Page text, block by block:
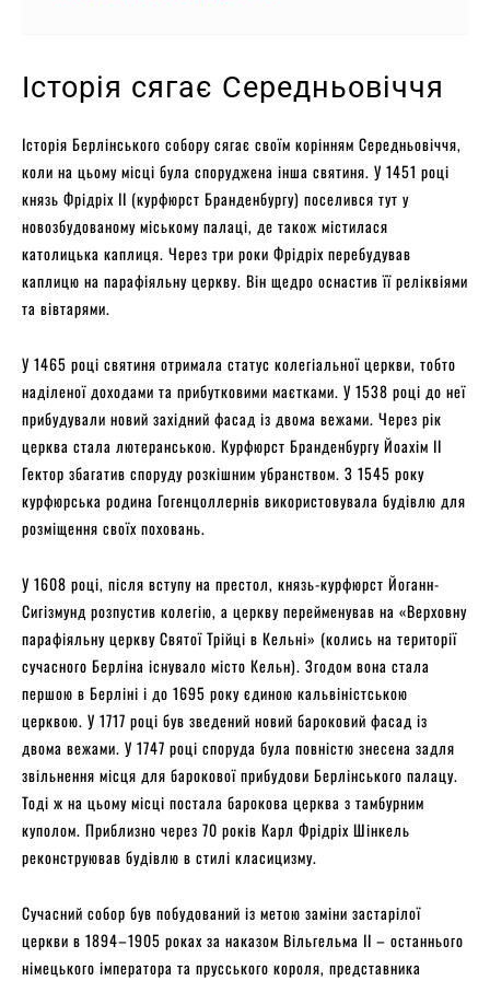
Історія сягає Середньовіччя
Історія Берлінського собору сягає своїм корінням Середньовіччя,
коли на цьому місці була споруджена інша святиня. У 1451 році
князь Фрідріх II (курфюрст Бранденбургу) поселився тут у
новозбудованому міському палаці, де також містилася
католицька каплиця. Через три роки Фрідріх перебудував
каплицю на парафіяльну церкву. Він щедро оснастив її реліквіями
та вівтарями.
У 1465 році святиня отримала статус колегіальної церкви, тобто
наділеної доходами та прибутковими маєтками. У 1538 році до неї
прибудували новий західний фасад із двома вежами. Через рік
церква стала лютеранською. Курфюрст Бранденбургу Йоахім II
Гектор збагатив споруду розкішним убранством. З 1545 року
курфюрська родина Гогенцоллернів використовувала будівлю для
розміщення своїх поховань.
У 1608 році, після вступу на престол, князь-курфюрст Йоганн-
Сигізмунд розпустив колегію, а церкву перейменував на «Верховну
парафіяльну церкву Святої Трійці в Кельні» (колись на території
сучасного Берліна існувало місто Кельн). Згодом вона стала
першою в Берліні і до 1695 року єдиною кальвіністською
церквою. У 1717 році був зведений новий бароковий фасад із
двома вежами. У 1747 році споруда була повністю знесена задля
звільнення місця для барокової прибудови Берлінського палацу.
Тоді ж на цьому місці постала барокова церква з тамбурним
куполом. Приблизно через 70 років Карл Фрідріх Шінкель
реконструював будівлю в стилі класицизму.
Сучасний собор був побудований із метою заміни застарілої
церкви в 1894–1905 роках за наказом Вільгельма II – останнього
німецького імператора та прусського короля, представника